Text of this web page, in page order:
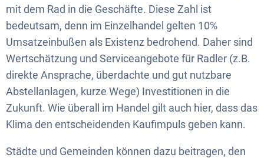
mit dem Rad in die Geschäfte. Diese Zahl ist
bedeutsam, denn im Einzelhandel gelten 10%
Umsatzeinbußen als Existenz bedrohend. Daher sind
Wertschätzung und Serviceangebote für Radler (z.B.
direkte Ansprache, überdachte und gut nutzbare
Abstellanlagen, kurze Wege) Investitionen in die
Zukunft. Wie überall im Handel gilt auch hier, dass das
Klima den entscheidenden Kaufimpuls geben kann.
Städte und Gemeinden können dazu beitragen, den